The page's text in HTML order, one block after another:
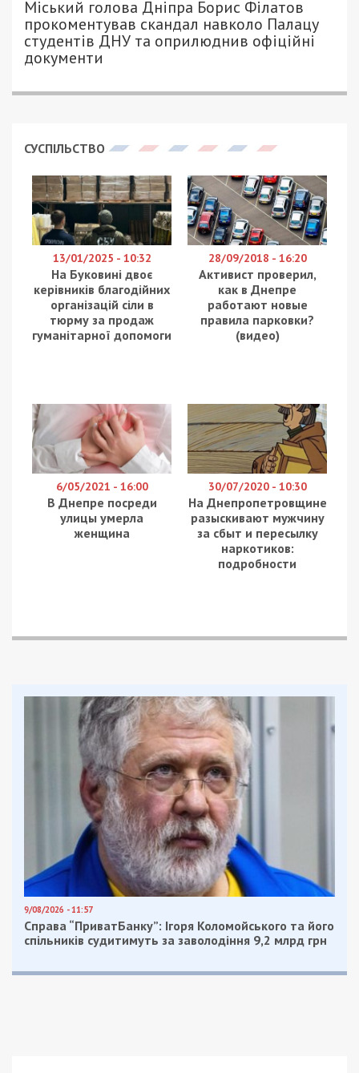
Міський голова Дніпра Борис Філатов
прокоментував скандал навколо Палацу
студентів ДНУ та оприлюднив офіційні
документи
СУСПІЛЬСТВО
13/01/2025 - 10:32
На Буковині двоє
керівників благодійних
організацій сіли в
тюрму за продаж
гуманітарної допомоги
28/09/2018 - 16:20
Активист проверил,
как в Днепре
работают новые
правила парковки?
(видео)
6/05/2021 - 16:00
В Днепре посреди
улицы умерла
женщина
30/07/2020 - 10:30
На Днепропетровщине
разыскивают мужчину
за сбыт и пересылку
наркотиков:
подробности
9/08/2026 - 11:57
Справа “ПриватБанку”: Ігоря Коломойського та його
спільників судитимуть за заволодіння 9,2 млрд грн